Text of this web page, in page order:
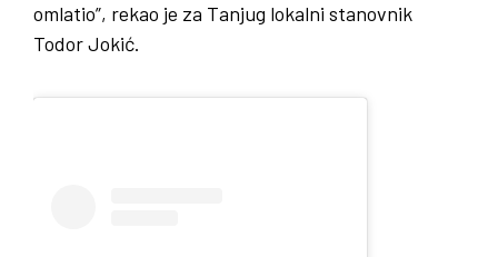
omlatio”, rekao je za Tanjug lokalni stanovnik
Todor Jokić.